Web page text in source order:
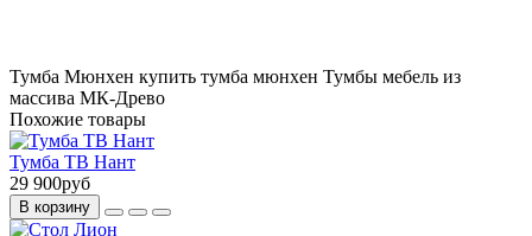
Тумба Мюнхен купить тумба мюнхен Тумбы мебель из
массива МК-Древо
Похожие товары
Тумба ТВ Нант
29 900руб
В корзину